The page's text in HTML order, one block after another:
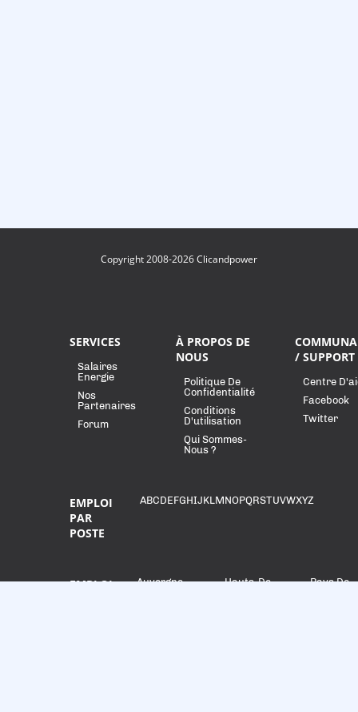
Copyright 2008-2026 Clicandpower
SERVICES
Salaires
Energie
Nos
Partenaires
Forum
À PROPOS DE
NOUS
Politique De
Confidentialité
Conditions
D'utilisation
Qui Sommes-
Nous ?
/ SUPPORT
Centre
Facebook
Twitter
EMPLOI
PAR
POSTE
ABCDEFGHIJKLMNOPQRSTUVWXYZ
EMPLOI
Auvergne-
Hauts-De-
Pays De